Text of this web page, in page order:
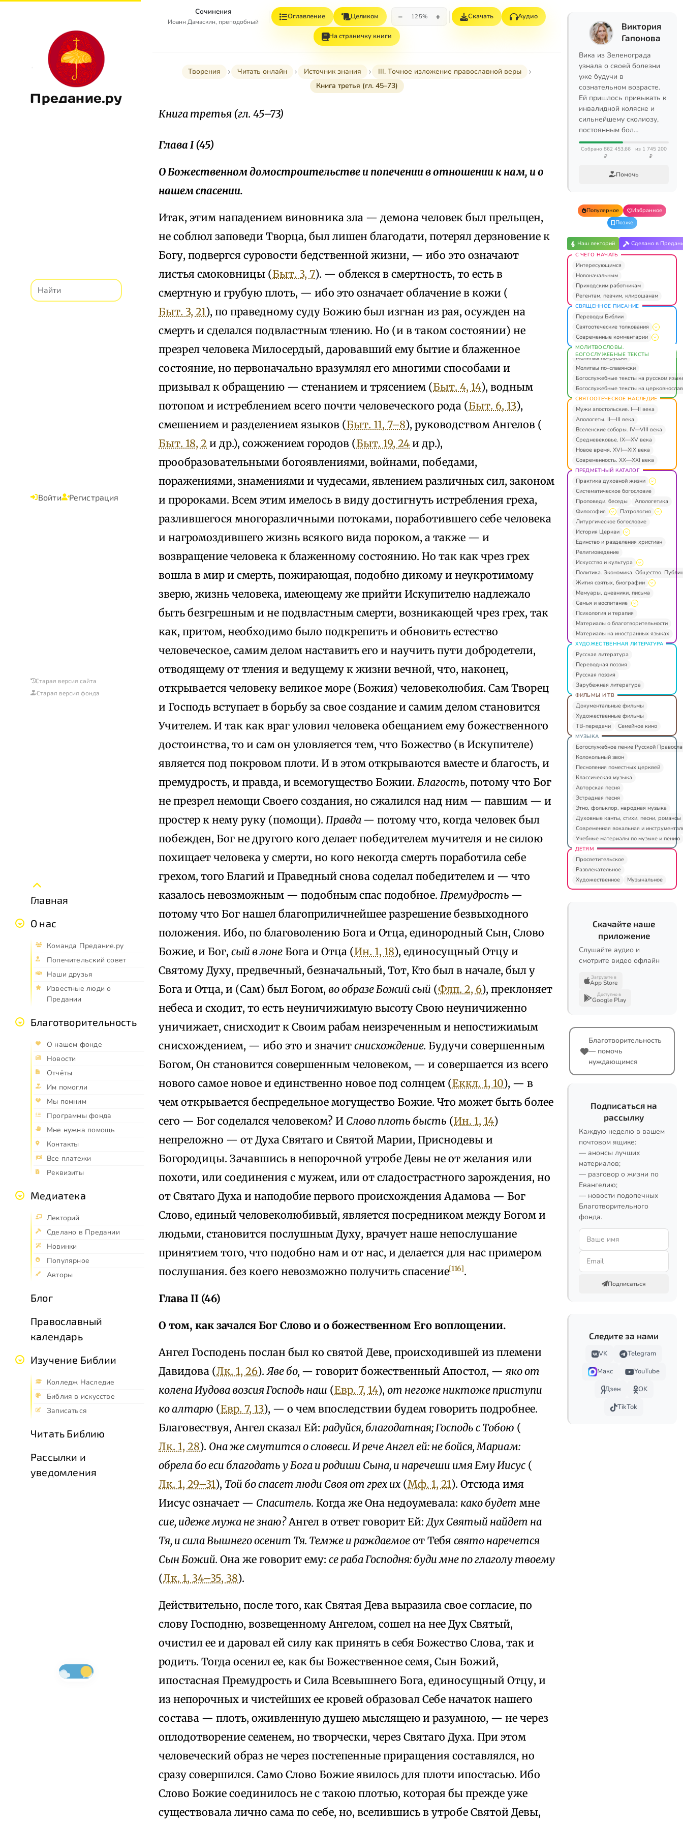
Предание.ру
Войти Регистрация
Старая версия сайта
Старая версия фонда
Главная
О нас
Команда Предание.ру
Попечительский совет
Наши друзья
Известные люди о
Предании
Благотворительность
О нашем фонде
Новости
Отчёты
Им помогли
Мы помним
Программы фонда
Мне нужна помощь
Контакты
Все платежи
Реквизиты
Медиатека
Лекторий
Сделано в Предании
Новинки
Популярное
Авторы
Блог
Православный
календарь
Изучение Библии
Колледж Наследие
Библия в искусстве
Записаться
Читать Библию
Рассылки и
уведомления
Сочинения
Иоанн Дамаскин, преподобный
Оглавление Целиком − 125% + Скачать Аудио
На страничку книги
Творения Читать онлайн Источник знания
III. Точное изложение православной веры
Книга третья (гл. 45–73)
Книга третья (гл. 45–73)
Глава I (45)
О Божественном домостроительстве и попечении в отношении к нам, и о
нашем спасении.
Итак, этим нападением виновника зла — демона человек был прельщен,
не соблюл заповеди Творца, был лишен благодати, потерял дерзновение к
Богу, подвергся суровости бедственной жизни, — ибо это означают
листья смоковницы (Быт. 3, 7). — облекся в смертность, то есть в
смертную и грубую плоть, — ибо это означает облачение в кожи (
Быт. 3, 21), по праведному суду Божию был изгнан из рая, осужден на
смерть и сделался подвластным тлению. Но (и в таком состоянии) не
презрел человека Милосердый, даровавший ему бытие и блаженное
состояние, но первоначально вразумлял его многими способами и
призывал к обращению — стенанием и трясением (Быт. 4, 14), водным
потопом и истреблением всего почти человеческого рода (Быт. 6, 13),
смешением и разделением языков (Быт. 11, 7–8), руководством Ангелов (
Быт. 18, 2 и др.), сожжением городов (Быт. 19, 24 и др.),
прообразовательными богоявлениями, войнами, победами,
поражениями, знамениями и чудесами, явлением различных сил, законом
и пророками. Всем этим имелось в виду достигнуть истребления греха,
разлившегося многоразличными потоками, поработившего себе человека
и нагромоздившего жизнь всякого вида пороком, а также — и
возвращение человека к блаженному состоянию. Но так как чрез грех
вошла в мир и смерть, пожирающая, подобно дикому и неукротимому
зверю, жизнь человека, имеющему же прийти Искупителю надлежало
быть безгрешным и не подвластным смерти, возникающей чрез грех, так
как, притом, необходимо было подкрепить и обновить естество
человеческое, самим делом наставить его и научить пути добродетели,
отводящему от тления и ведущему к жизни вечной, что, наконец,
открывается человеку великое море (Божия) человеколюбия. Сам Творец
и Господь вступает в борьбу за свое создание и самим делом становится
Учителем. И так как враг уловил человека обещанием ему божественного
достоинства, то и сам он уловляется тем, что Божество (в Искупителе)
является под покровом плоти. И в этом открываются вместе и благость, и
премудрость, и правда, и всемогущество Божии. Благость, потому что Бог
не презрел немощи Своего создания, но сжалился над ним — павшим — и
простер к нему руку (помощи). Правда — потому что, когда человек был
побежден, Бог не другого кого делает победителем мучителя и не силою
похищает человека у смерти, но кого некогда смерть поработила себе
грехом, того Благий и Праведный снова соделал победителем и — что
казалось невозможным — подобным спас подобное. Премудрость —
потому что Бог нашел благоприличнейшее разрешение безвыходного
положения. Ибо, по благоволению Бога и Отца, единородный Сын, Слово
Божие, и Бог, сый в лоне Бога и Отца (Ин. 1, 18), единосущный Отцу и
Святому Духу, предвечный, безначальный, Тот, Кто был в начале, был у
Бога и Отца, и (Сам) был Богом, во образе Божий сый (Флп. 2, 6), преклоняет
небеса и сходит, то есть неуничижимую высоту Свою неуничиженно
уничижает, снисходит к Своим рабам неизреченным и непостижимым
снисхождением, — ибо это и значит снисхождение. Будучи совершенным
Богом, Он становится совершенным человеком, — и совершается из всего
нового самое новое и единственно новое под солнцем (Еккл. 1, 10), — в
чем открывается беспредельное могущество Божие. Что может быть более
сего — Бог соделался человеком? И Слово плоть бысть (Ин. 1, 14)
непреложно — от Духа Святаго и Святой Марии, Приснодевы и
Богородицы. Зачавшись в непорочной утробе Девы не от желания или
похоти, или соединения с мужем, или от сладострастного зарождения, но
от Святаго Духа и наподобие первого происхождения Адамова — Бог
Слово, единый человеколюбивый, является посредником между Богом и
людьми, становится послушным Духу, врачует наше непослушание
принятием того, что подобно нам и от нас, и делается для нас примером
послушания. без коего невозможно получить спасение[116].
Глава II (46)
О том, как зачался Бог Слово и о божественном Его воплощении.
Ангел Господень послан был ко святой Деве, происходившей из племени
Давидова (Лк. 1, 26). Яве бо, — говорит божественный Апостол, — яко от
колена Иудова возсия Господь наш (Евр. 7, 14), от негоже никтоже приступи
ко алтарю (Евр. 7, 13), — о чем впоследствии будем говорить подробнее.
Благовествуя, Ангел сказал Ей: радуйся, благодатная; Господь с Тобою (
Лк. 1, 28). Она же смутится о словеси. И рече Ангел ей: не бойся, Мариам:
обрела бо ecu благодать у Бога и родиши Сына, и наречеши имя Ему Иисус (
Лк. 1, 29–31), Той бо спасет люди Своя от грех их (Мф. 1, 21). Отсюда имя
Иисус означает — Спаситель. Когда же Она недоумевала: како будет мне
cue, идеже мужа не знаю?Ангел в ответ говорит Ей: Дух Святый найдет на
Тя, и сила Вышнего осенит Тя. Темже и раждаемое от Тебя свято наречется
Сын Божий. Она же говорит ему: се раба Господня: буди мне по глаголу твоему
(Лк. 1, 34–35, 38).
Действительно, после того, как Святая Дева выразила свое согласие, по
слову Господню, возвещенному Ангелом, сошел на нее Дух Святый,
очистил ее и даровал ей силу как принять в себя Божество Слова, так и
родить. Тогда осенил ее, как бы Божественное семя, Сын Божий,
ипостасная Премудрость и Сила Всевышнего Бога, единосущный Отцу, и
из непорочных и чистейших ее кровей образовал Себе начаток нашего
состава — плоть, оживленную душею мыслящею и разумною, — не через
оплодотворение семенем, но творчески, через Святаго Духа. При этом
человеческий образ не через постепенные приращения составлялся, но
сразу совершился. Само Слово Божие явилось для плоти ипостасью. Ибо
Слово Божие соединилось не с такою плотью, которая бы прежде уже
существовала лично сама по себе, но, вселившись в утробе Святой Девы,
Виктория
Гапонова
Вика из Зеленограда
узнала о своей болезни
уже будучи в
сознательном возрасте.
Ей пришлось привыкать к
инвалидной коляске и
сильнейшему сколиозу,
постоянным бол…
Собрано 862 453,66
₽
из 1 745 200
₽
Помочь
Популярное
Избранное
Позже
Наш лекторий Сделано в
С ЧЕГО НАЧАТЬ
Интересующимся
Новоначальным
Приходским работникам
Регентам, певчим, клирошанам
СВЯЩЕННОЕ ПИСАНИЕ
Переводы Библии
Святоотеческие толкования
Современные комментарии
МОЛИТВОСЛОВЫ.
БОГОСЛУЖЕБНЫЕ ТЕКСТЫ
Молитвы по-русски
Молитвы по-славянски
Богослужебные тексты на русском
Богослужебные тексты на
СВЯТООТЕЧЕСКОЕ НАСЛЕДИЕ
Мужи апостольские. I—II века
Апологеты. II—III века
Вселенские соборы. IV—VIII века
Средневековье. IX—XV века
Новое время. XVI—XIX века
Современность. XX—XXI века
ПРЕДМЕТНЫЙ КАТАЛОГ
Практика духовной жизни
Систематическое богословие
Проповеди, беседы
Апологетика
Философия
Патрология
Литургическое богословие
История Церкви
Единство и разделения христиан
Религиоведение
Искусство и культура
Политика. Экономика. Общество.
Жития святых, биографии
Мемуары, дневники, письма
Семья и воспитание
Психология и терапия
Материалы о благотворительности
Материалы на иностранных языках
ХУДОЖЕСТВЕННАЯ ЛИТЕРАТУРА
Русская литература
Переводная поэзия
Русская поэзия
Зарубежная литература
ФИЛЬМЫ И ТВ
Документальные фильмы
Художественные фильмы
ТВ-передачи
Семейное кино
МУЗЫКА
Богослужебное пение Русской
Колокольный звон
Песнопения поместных церквей
Классическая музыка
Авторская песня
Эстрадная песня
Этно, фольклор, народная музыка
Духовные канты, стихи, песни, романсы
Современная вокальная и
Учебные материалы по музыке и пению
ДЕТЯМ
Просветительское
Развлекательное
Художественное
Музыкальное
Скачайте наше
приложение
Слушайте аудио и
смотрите видео офлайн
Загрузите в
App Store
Доступно в
Google Play
Благотворительность
— помочь
нуждающимся
Подписаться на
рассылку
Каждую неделю в вашем
почтовом ящике:
— анонсы лучших
материалов;
— разговор о жизни по
Евангелию;
— новости подопечных
Благотворительного
фонда.
Подписаться
Следите за нами
VK
Telegram
Макс
YouTube
Дзен
OK
TikTok